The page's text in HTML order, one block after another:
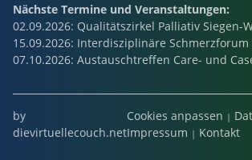
Nächste Termine und Veranstaltungen:
02.09.2026: Qualitätszirkel Palliativ Siegen-
15.09.2026: Interdisziplinäre Schmerzforum
07.10.2026: Austauschtreffen Care- und
by
dievirtuellecouch.net
Cookies anpassen
Impressum
Kontakt